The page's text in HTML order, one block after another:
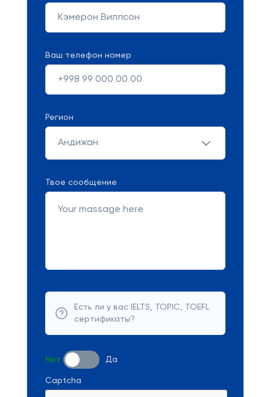
Ваш телефон номер
Регион
Андижан
Твое сообщение
Есть ли у вас IELTS, TOPIC, TOEFL
сертификаты?
Нет Да
Captcha